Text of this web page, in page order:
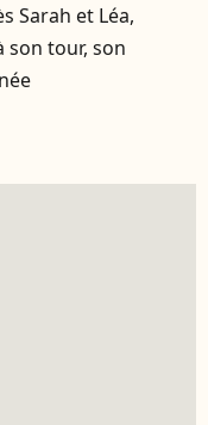
Sarah et Léa,
son tour, son